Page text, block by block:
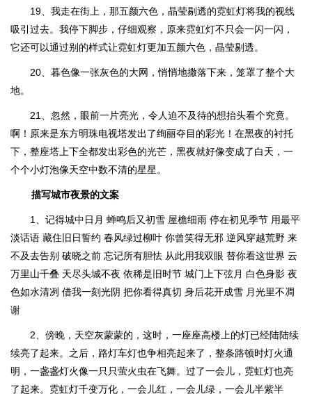
19、我走在街上，那五颜六色，晶莹剔透的霓虹灯将我的视线
吸引过去。我停下脚步，仔细观察，原来霓虹灯不只会一闪一闪，
它还可以通过别的样式让霓虹灯更加五颜六色，晶莹剔透。
20、暮色像一张灰色的大网，悄悄地撒落下来，笼罩了整个大
地。
21、忽然，眼前一片亮光，令人迫不及待的想抬头看个究竟。
啊！原来是东方明珠电视塔发出了绚丽夺目的彩光！在黑夜的衬托
下，整座塔上下全都发出彩色的光芒，黑夜就好像变成了白天，一
个个小灯泡像天空中数不清的星星。
描写城市夜景的文案
1、记得城中日月 蝉鸣后又初雪 屋檐细雨 停在初见季节 用最平
淡话语 藏住旧日誓约 春风绿过柳叶 你曾笑得无邪 逆风穿越荒野 来
不及去告别 破晓之前 忘记所有胆怯 从此用我双眼 替你看这世界 云
万里山千叠 天尽头城不夜 依稀是旧时节 城门上下弦月 白色身影 夜
色如水清冽 借我一刻光阴 把你看得真切 身后花开成雪 月光里不凋
谢
2、傍晚，天空灰蒙蒙的，这时，一座座高楼上的灯已经陆陆续
续亮了起来。之后，路灯车灯也争相亮起来了，整条路顿时灯火通
明，一盏盏灯火像一只只萤火虫在飞舞。过了一会儿，霓虹灯也亮
了起来。霓虹灯千变万化，一会儿红，一会儿绿，一会儿半紫半